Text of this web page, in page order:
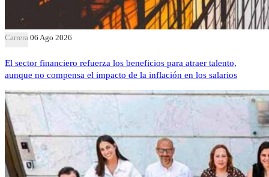
Carrera 06 Ago 2026
El sector financiero refuerza los beneficios para atraer talento,
aunque no compensa el impacto de la inflación en los salarios